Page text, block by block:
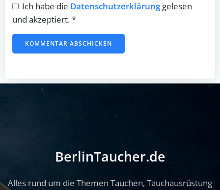
Ich habe die Datenschutzerklärunggelesen
und akzeptiert.*
BerlinTaucher.de
Alles rund um die Themen Tauchen, Tauchausrüstung